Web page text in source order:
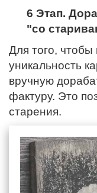
6 Этап.
"со
Для того, чтобы
уникальность
вручную
фактуру. Это
старения.